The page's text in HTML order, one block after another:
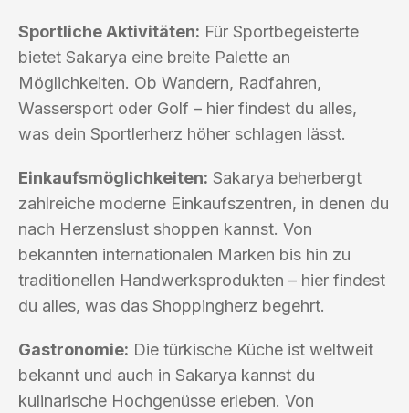
Sportliche Aktivitäten: Für Sportbegeisterte
bietet Sakarya eine breite Palette an
Möglichkeiten. Ob Wandern, Radfahren,
Wassersport oder Golf – hier findest du alles,
was dein Sportlerherz höher schlagen lässt.
Einkaufsmöglichkeiten: Sakarya beherbergt
zahlreiche moderne Einkaufszentren, in denen du
nach Herzenslust shoppen kannst. Von
bekannten internationalen Marken bis hin zu
traditionellen Handwerksprodukten – hier findest
du alles, was das Shoppingherz begehrt.
Gastronomie: Die türkische Küche ist weltweit
bekannt und auch in Sakarya kannst du
kulinarische Hochgenüsse erleben. Von